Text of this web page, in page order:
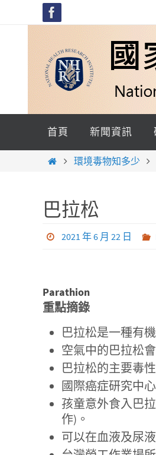
content
首頁 新聞資訊
Home環境毒物知多少
巴拉松
2021 年 6 月 22 日
Parathion
重點摘錄
巴拉松是一種有
空氣中的巴拉松
巴拉松的主要毒
國際癌症研究中心
孩童意外食入巴
作)。
可以在血液及尿